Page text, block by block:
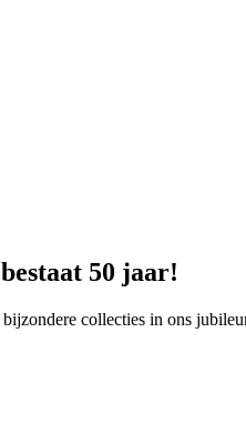
50 jaar!
collecties in ons